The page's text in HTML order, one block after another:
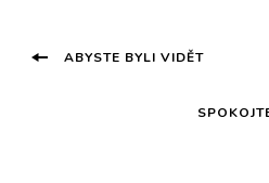
Navigace
příspěvku
ABYSTE BYLI VIDĚT